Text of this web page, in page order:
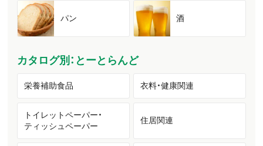
パン 酒
カタログ別：とーとらんど
栄養補助食品 衣料・健康関連
トイレットペーパー・
ティッシュペーパー
住居関連